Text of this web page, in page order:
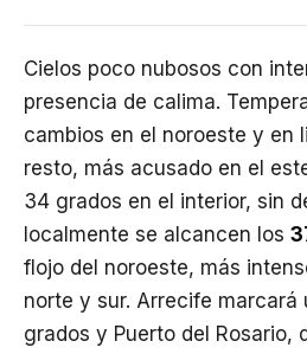
Cielos poco nubosos con
presencia de calima.
cambios en el noroeste y en
resto, más acusado en el
34 grados en el interior, sin
localmente se alcancen los
flojo del noroeste, más
norte y sur. Arrecife marcará
grados y Puerto del Rosario,